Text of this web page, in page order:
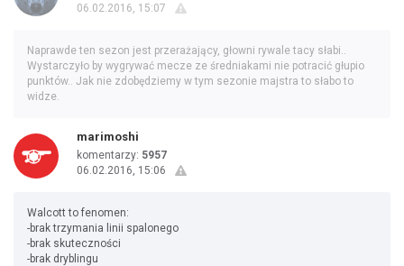
06.02.2016, 15:07
Naprawde ten sezon jest przerażający, głowni rywale tacy słabi..
Wystarczyło by wygrywać mecze ze średniakami nie potracić głupio
punktów.. Jak nie zdobędziemy w tym sezonie majstra to słabo to
widze.
marimoshi
komentarzy: 5957
06.02.2016, 15:06
Walcott to fenomen:
-brak trzymania linii spalonego
-brak skuteczności
-brak dryblingu